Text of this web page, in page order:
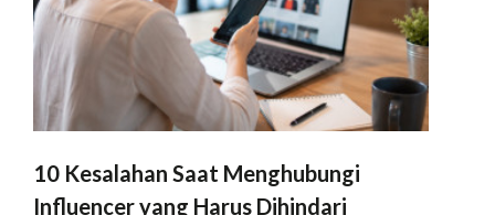
10 Kesalahan Saat Menghubungi
Influencer yang Harus Dihindari